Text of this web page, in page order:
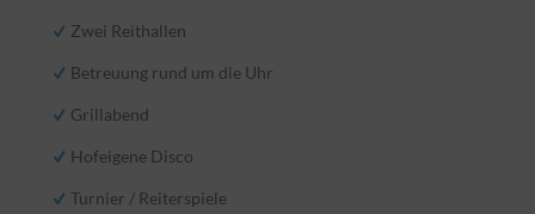
Zwei Reithallen
Betreuung rund um die Uhr
Grillabend
Hofeigene Disco
Turnier / Reiterspiele